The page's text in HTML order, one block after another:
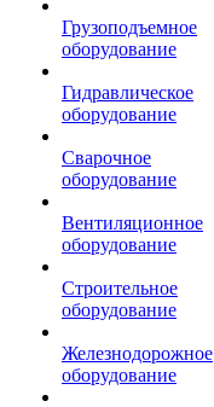
Грузоподъемное
оборудование
Гидравлическое
оборудование
Сварочное
оборудование
Вентиляционное
оборудование
Строительное
оборудование
Железнодорожное
оборудование